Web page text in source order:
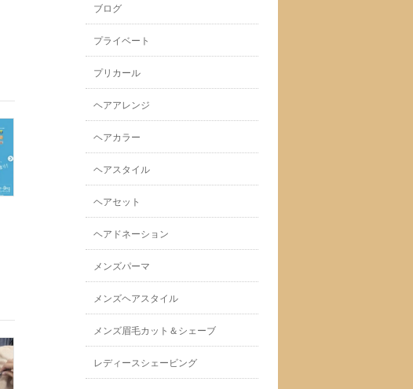
ブログ
プライベート
プリカール
ヘアアレンジ
ヘアカラー
ヘアスタイル
ヘアセット
ヘアドネーション
メンズパーマ
メンズヘアスタイル
メンズ眉毛カット＆シェーブ
レディースシェービング